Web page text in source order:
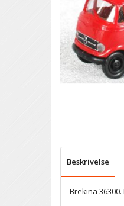
Beskrivelse
Brekina 36300.